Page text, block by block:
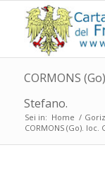
CORMONS
Stefano.
Sei in: Home /
CORMONS (Go). loc.